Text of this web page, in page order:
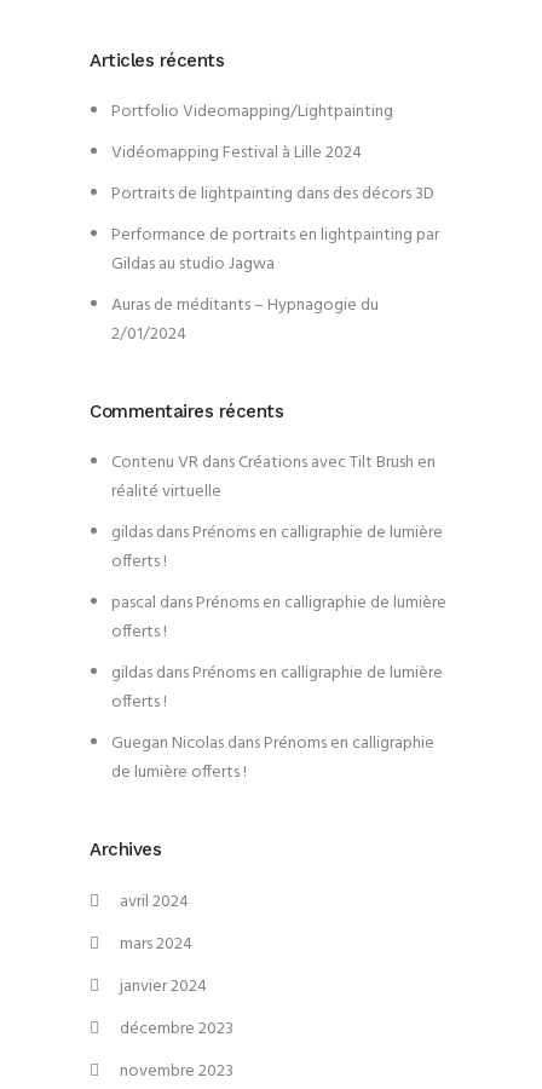
Articles récents
Portfolio Videomapping/Lightpainting
Vidéomapping Festival à Lille 2024
Portraits de lightpainting dans des décors 3D
Performance de portraits en lightpainting par
Gildas au studio Jagwa
Auras de méditants – Hypnagogie du
2/01/2024
Commentaires récents
Contenu VRdansCréations avec Tilt Brush en
réalité virtuelle
gildasdansPrénoms en calligraphie de lumière
offerts !
pascal dansPrénoms en calligraphie de lumière
offerts !
gildasdansPrénoms en calligraphie de lumière
offerts !
Guegan NicolasdansPrénoms en calligraphie
de lumière offerts !
Archives
avril 2024
mars 2024
janvier 2024
décembre 2023
novembre 2023